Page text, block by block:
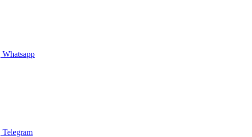
Whatsapp
Telegram